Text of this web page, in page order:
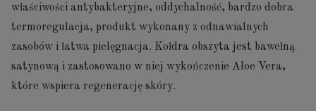
właściwości antybakteryjne, oddychalność, bardzo dobra
termoregulacja, produkt wykonany z odnawialnych
zasobów i łatwa pielęgnacja. Kołdra obszyta jest bawełną
satynową i zastosowano w niej wykończenie Aloe Vera,
które wspiera regenerację skóry.